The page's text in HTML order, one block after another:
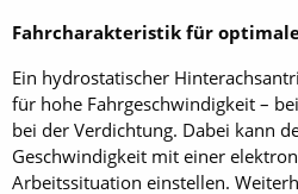
Fahrcharakteristik für
Ein hydrostatischer
für hohe Fahrgeschwindigkeit –
bei der Verdichtung. Dabei kann
Geschwindigkeit mit einer
Arbeitssituation einstellen.